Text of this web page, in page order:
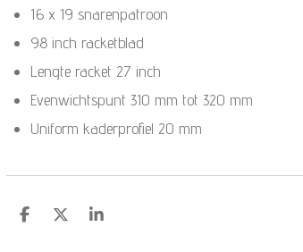
16 x 19 snarenpatroon
98 inch racketblad
Lengte racket 27 inch
Evenwichtspunt 310 mm tot 320 mm
Uniform kaderprofiel 20 mm
S
S
S